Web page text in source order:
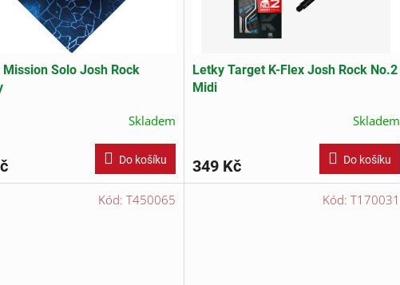
Solo Josh Rock
Skladem
Do košíku
Letky Target K-Flex Josh Rock No.2
Midi
Skladem
349 Kč Do košíku
Kód: T450065 Kód: T170031